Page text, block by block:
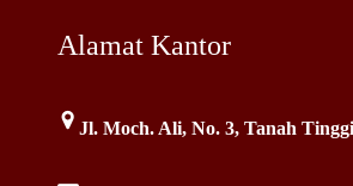
Alamat Kantor
Jl. Moch. Ali, No. 3, Tanah